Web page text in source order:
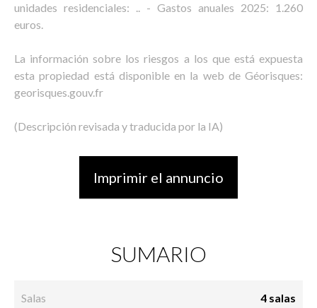
unidades residenciales: .. - Gastos anuales 2025: 1.260
euros.
La información sobre los riesgos a los que está expuesta
esta propiedad está disponible en la web de Géorisques:
georisques.gouv.fr
(Descripción revisada y traducida por la IA)
Imprimir el annuncio
SUMARIO
Salas 4 salas